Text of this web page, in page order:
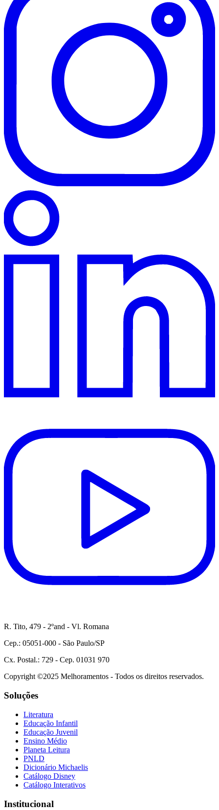
R. Tito, 479 - 2ºand - Vl. Romana
Cep.: 05051-000 - São Paulo/SP
Cx. Postal.: 729 - Cep. 01031 970
Copyright ©2025 Melhoramentos - Todos os direitos reservados.
Soluções
Literatura
Educação Infantil
Educação Juvenil
Ensino Médio
Planeta Leitura
PNLD
Dicionário Michaelis
Catálogo Disney
Catálogo Interativos
Institucional